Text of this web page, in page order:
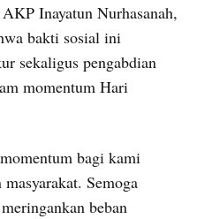
Inayatun Nurhasanah,
bakti sosial ini
sekaligus pengabdian
momentum Hari
bagi kami
Semoga
beban